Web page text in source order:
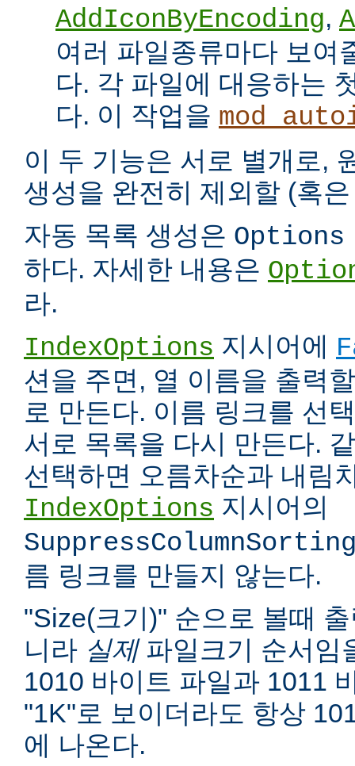
AddIconByEncoding,
여러 파일종류마다 보여
다. 각 파일에 대응하는
다. 이 작업을
이 두 기능은 서로 별개로,
생성을 완전히 제외할 (혹
자동 목록 생성은 Options
하다. 자세한 내용은
라.
IndexOptions 지시어에
션을 주면, 열 이름을 출력
로 만든다. 이름 링크를 선
서로 목록을 다시 만든다.
선택하면 오름차순과 내림
IndexOptions 지시어의
름 링크를 만들지 않는다.
"Size(크기)" 순으로 볼때
니라 실제파일크기 순서임
1010 바이트 파일과 1011
"1K"로 보이더라도 항상
에 나온다.